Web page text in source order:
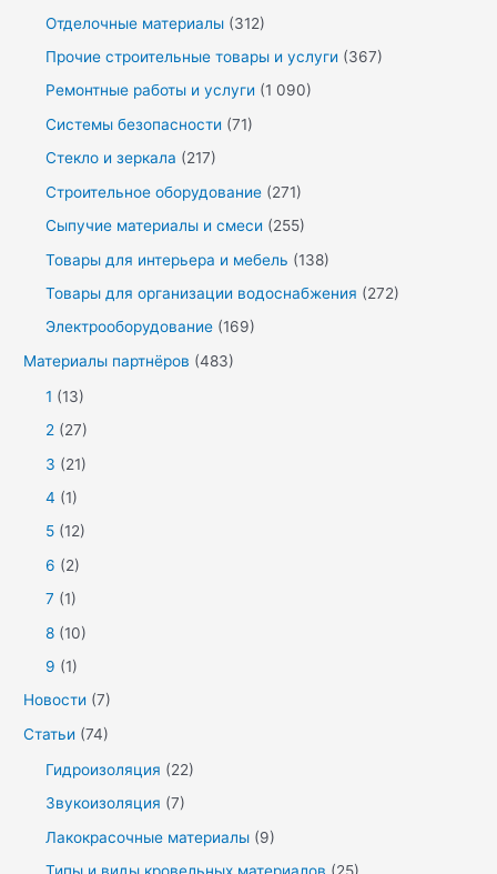
Отделочные материалы (312)
Прочие строительные товары и услуги (367)
Ремонтные работы и услуги (1 090)
Системы безопасности (71)
Стекло и зеркала (217)
Строительное оборудование (271)
Сыпучие материалы и смеси (255)
Товары для интерьера и мебель (138)
Товары для организации водоснабжения (272)
Электрооборудование (169)
Материалы партнёров (483)
1 (13)
2 (27)
3 (21)
4 (1)
5 (12)
6 (2)
7 (1)
8 (10)
9 (1)
Новости (7)
Статьи (74)
Гидроизоляция (22)
Звукоизоляция (7)
Лакокрасочные материалы (9)